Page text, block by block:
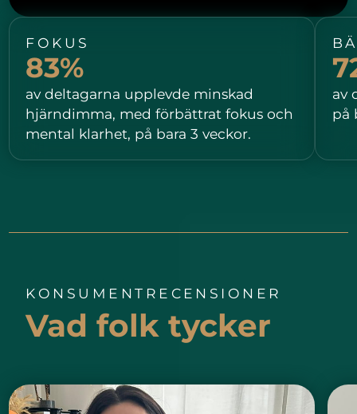
FOKUS
83%
av deltagarna upplevde minskad
hjärndimma, med förbättrat fokus och
mental klarhet, på bara 3 veckor.
av
på
KONSUMENTRECENSIONER
Vad folk tycker